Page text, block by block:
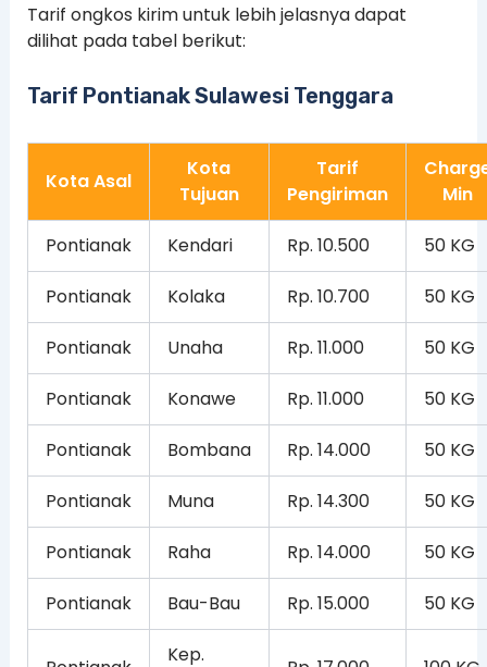
Tarif ongkos kirim untuk lebih jelasnya dapat
dilihat pada tabel berikut:
Tarif Pontianak Sulawesi Tenggara
Kota Asal
Kota
Tujuan
Tarif
Pengiriman
Min
Pontianak Kendari Rp. 10.500 50 KG
Pontianak Kolaka Rp. 10.700 50 KG
Pontianak Unaha Rp. 11.000 50 KG
Pontianak Konawe Rp. 11.000 50 KG
Pontianak Bombana Rp. 14.000 50 KG
Pontianak Muna Rp. 14.300 50 KG
Pontianak Raha Rp. 14.000 50 KG
Pontianak Bau-Bau Rp. 15.000 50 KG
Kep.